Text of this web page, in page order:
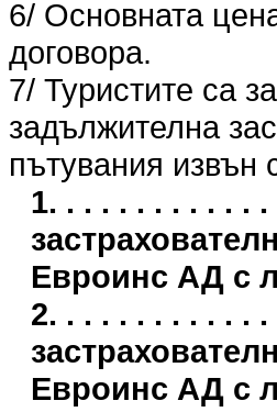
6/ Основната
договора.
7/ Туристите са
задължителна
пътувания извън
1. . . . . . . . . . . .
Евроинс АД с
2. . . . . . . . . . . .
Евроинс АД с